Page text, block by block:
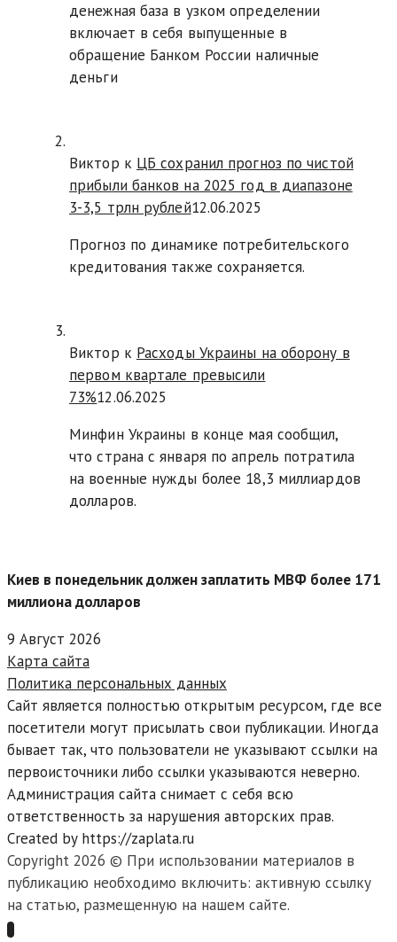
денежная база в узком определении
включает в себя выпущенные в
обращение Банком России наличные
деньги
Виктор к ЦБ сохранил прогноз по чистой
прибыли банков на 2025 год в диапазоне
3-3,5 трлн рублей12.06.2025
Прогноз по динамике потребительского
кредитования также сохраняется.
Виктор к Расходы Украины на оборону в
первом квартале превысили
73%12.06.2025
Минфин Украины в конце мая сообщил,
что страна с января по апрель потратила
на военные нужды более 18,3 миллиардов
долларов.
Киев в понедельник должен заплатить МВФ более 171
миллиона долларов
9 Август 2026
Карта сайта
Политика персональных данных
Сайт является полностью открытым ресурсом, где все
посетители могут присылать свои публикации. Иногда
бывает так, что пользователи не указывают ссылки на
первоисточники либо ссылки указываются неверно.
Администрация сайта снимает с себя всю
ответственность за нарушения авторских прав.
Created by https://zaplata.ru
Copyright 2026 © При использовании материалов в
публикацию необходимо включить: активную ссылку
на статью, размещенную на нашем сайте.